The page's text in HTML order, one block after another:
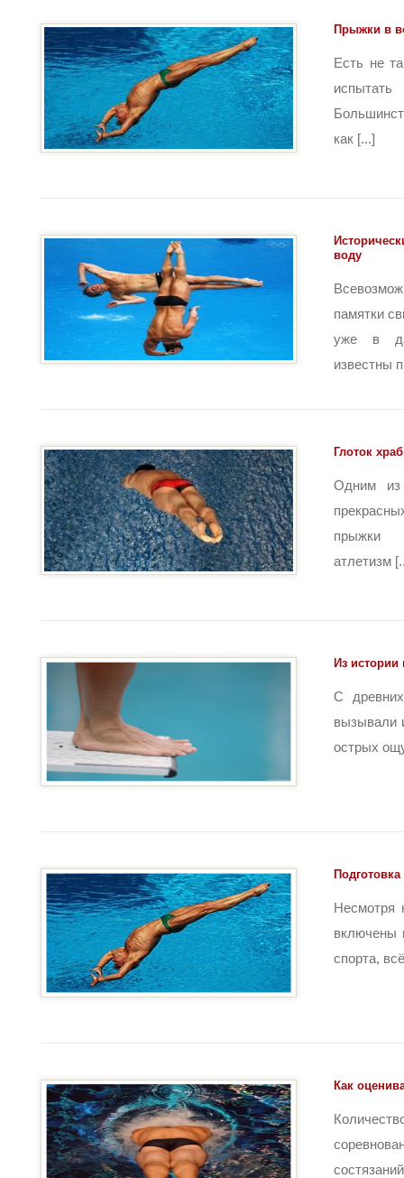
Прыжки в
Есть не
как [...]
воду
памятки
уже в
известны
Глоток
Одним из
прыжки
атлетизм
Из
С
вызывали
острых
Несмотря
включены
спорта,
Как